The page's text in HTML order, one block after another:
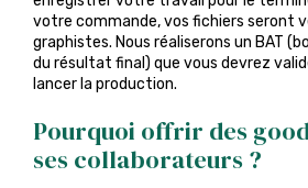
votre commande, vos fichiers seront
graphistes. Nous réaliserons un BAT
du résultat final) que vous devrez
lancer la production.
Pourquoi offrir des
ses collaborateurs ?